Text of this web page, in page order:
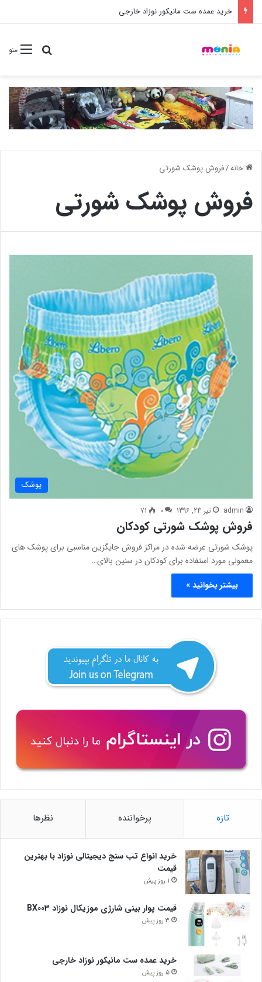
خرید شامپو سر و بدن 500 میل کودک موستلا
منوجستجو
خانه/فروش پوشک شورتی
فروش پوشک شورتی
پوشک
admin تیر 24, 1396 0
71
فروش پوشک شورتی کودکان
پوشک شورتی عرضه شده در مراکز فروش جایگزین مناسبی برای پوشک های
معمولی مورد استفاده برای کودکان در سنین بالای…
بیشتر بخوانید »
تازه پرخواننده نظرها
خرید انواع تب سنج دیجیتالی نوزاد با بهترین
قیمت
1 روز پیش
قیمت پوار بینی شارژی موزیکال نوزاد BX003
3 روز پیش
خرید عمده ست مانیکور نوزاد خارجی
5 روز پیش